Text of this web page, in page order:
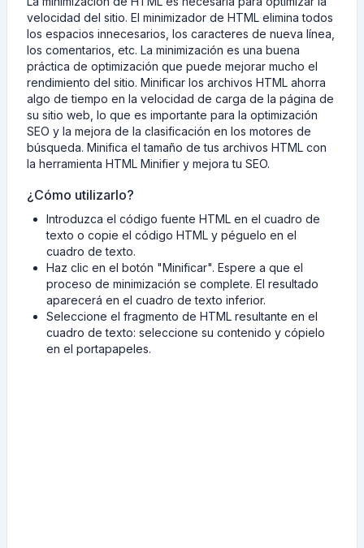
velocidad del sitio. El minimizador de HTML elimina todos
los espacios innecesarios, los caracteres de nueva línea,
los comentarios, etc. La minimización es una buena
práctica de optimización que puede mejorar mucho el
rendimiento del sitio. Minificar los archivos HTML ahorra
algo de tiempo en la velocidad de carga de la página de
su sitio web, lo que es importante para la optimización
SEO y la mejora de la clasificación en los motores de
búsqueda. Minifica el tamaño de tus archivos HTML con
la herramienta HTML Minifier y mejora tu SEO.
¿Cómo utilizarlo?
Introduzca el código fuente HTML en el cuadro de
texto o copie el código HTML y péguelo en el
cuadro de texto.
Haz clic en el botón "Minificar". Espere a que el
proceso de minimización se complete. El resultado
aparecerá en el cuadro de texto inferior.
Seleccione el fragmento de HTML resultante en el
cuadro de texto: seleccione su contenido y cópielo
en el portapapeles.